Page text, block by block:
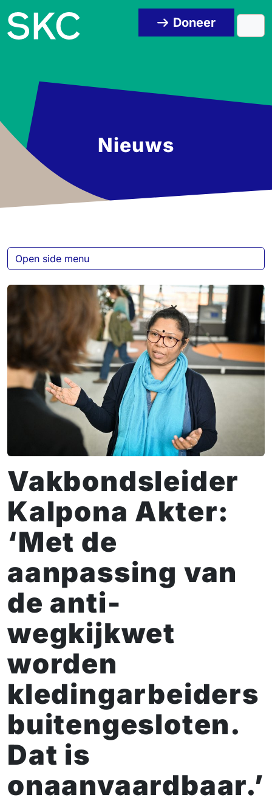
Doneer
Nieuws
Vakbondsleider
Kalpona Akter:
‘Met de
aanpassing van
de anti-
wegkijkwet
worden
kledingarbeiders
buitengesloten.
Dat is
onaanvaardbaar.’
Open side menu